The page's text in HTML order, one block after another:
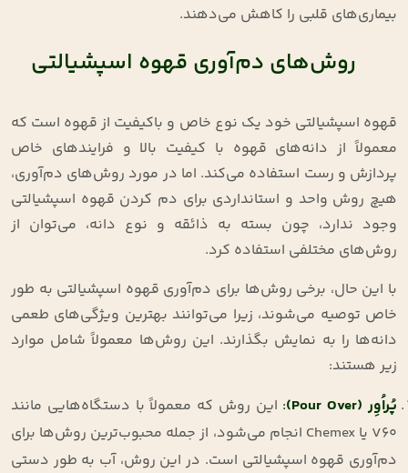
بیماری‌های قلبی را کاهش می‌دهند.
روش‌های دم‌آوری قهوه اسپشیالتی
قهوه اسپشیالتی خود یک نوع خاص و باکیفیت از قهوه است که
معمولاً از دانه‌های قهوه با کیفیت بالا و فرایندهای خاص
پردازش و رست استفاده می‌کند. اما در مورد روش‌های دم‌آوری،
هیچ روش واحد و استانداردی برای دم کردن قهوه اسپشیالتی
وجود ندارد، چون بسته به ذائقه و نوع دانه، می‌توان از
روش‌های مختلفی استفاده کرد.
با این حال، برخی روش‌ها برای دم‌آوری قهوه اسپشیالتی به طور
خاص توصیه می‌شوند، زیرا می‌توانند بهترین ویژگی‌های طعمی
دانه‌ها را به نمایش بگذارند. این روش‌ها معمولاً شامل موارد
زیر هستند:
پُراُوِر(Pour Over)
: این روش که معمولاً با دستگاه‌هایی مانند
V60 یا Chemex انجام می‌شود، از جمله محبوب‌ترین روش‌ها برای
دم‌آوری قهوه اسپشیالتی است. در این روش، آب به طور دستی